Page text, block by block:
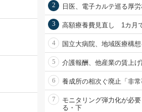
2 日医、電子カルテ巡る厚
3 高額療養費見直し 1カ月
4 国立大病院、地域医療構
5 介護報酬、他産業の賃上
6 養成所の相次ぐ廃止「非常
7
モニタリング弾力化が必
る・下